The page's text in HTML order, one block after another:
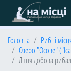
Головна Рибні місця
Озеро "Осове"
Літня добова